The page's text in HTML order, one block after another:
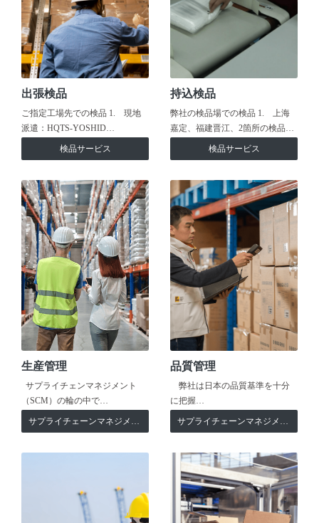
出張検品
ご指定工場先での検品 1. 現地
派遣：HQTS-YOSHID…
検品サービス
持込検品
弊社の検品場での検品 1. 上海
嘉定、福建晋江、2箇所の検品…
検品サービス
生産管理
サプライチェンマネジメント
（SCM）の輪の中で…
サプライチェーンマネジメント
品質管理
弊社は日本の品質基準を十分
に把握…
サプライチェーンマネジメント